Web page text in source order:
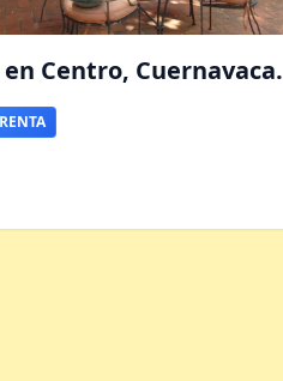
Centro, Cuernavaca.